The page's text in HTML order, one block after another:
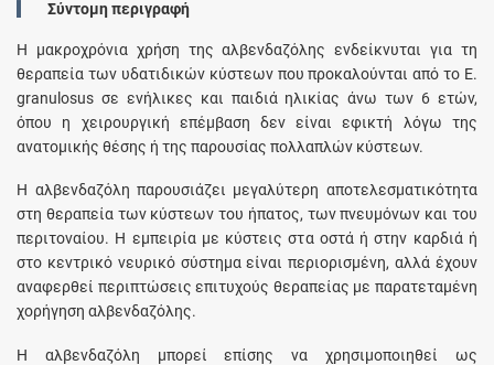
Σύντομη περιγραφή
Η μακροχρόνια χρήση της αλβενδαζόλης ενδείκνυται για τη
θεραπεία των υδατιδικών κύστεων που προκαλούνται από το E.
granulosus σε ενήλικες και παιδιά ηλικίας άνω των 6 ετών,
όπου η χειρουργική επέμβαση δεν είναι εφικτή λόγω της
ανατομικής θέσης ή της παρουσίας πολλαπλών κύστεων.
Η αλβενδαζόλη παρουσιάζει μεγαλύτερη αποτελεσματικότητα
στη θεραπεία των κύστεων του ήπατος, των πνευμόνων και του
περιτοναίου. Η εμπειρία με κύστεις στα οστά ή στην καρδιά ή
στο κεντρικό νευρικό σύστημα είναι περιορισμένη, αλλά έχουν
αναφερθεί περιπτώσεις επιτυχούς θεραπείας με παρατεταμένη
χορήγηση αλβενδαζόλης.
Η αλβενδαζόλη μπορεί επίσης να χρησιμοποιηθεί ως